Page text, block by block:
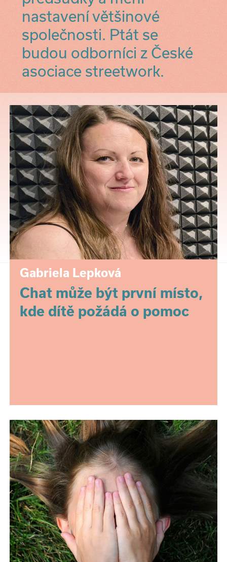
nastavení většinové
společnosti. Ptát se
budou odborníci z České
asociace streetwork.
Gabriela Lepková
Chat může být první místo,
kde dítě požádá o pomoc